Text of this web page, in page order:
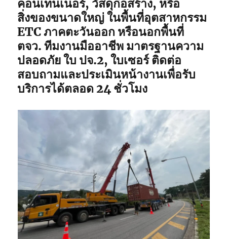
คอนเทนเนอร์, วัสดุก่อสร้าง, หรือ
สิ่งของขนาดใหญ่ ในพื้นที่อุตสาหกรรม
ETC ภาคตะวันออก หรือนอกพื้นที่
ตจว. ทีมงานมืออาชีพ มาตรฐานความ
ปลอดภัย ใบ ปจ.2, ใบเซอร์ ติดต่อ
สอบถามและประเมินหน้างานเพื่อรับ
บริการได้ตลอด 24 ชั่วโมง